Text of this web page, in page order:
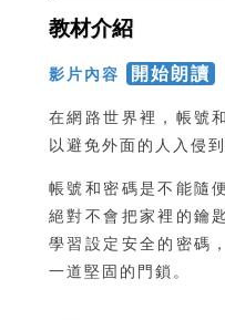
教材介紹
影片內容 開始朗讀
在網路世界裡，帳號
以避免外面的人入侵
帳號和密碼是不能隨
絕對不會把家裡的鑰
學習設定安全的密碼
一道堅固的門鎖。